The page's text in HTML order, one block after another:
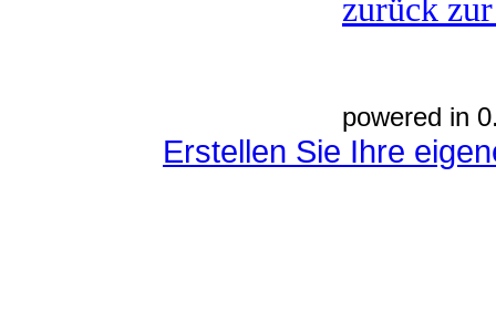
zurück
powered in
Erstellen Sie Ihre